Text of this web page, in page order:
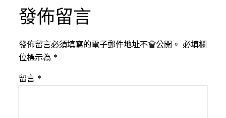
發佈留言
發佈留言必須填寫的電子郵件地址不會公開。 必填欄
位標示為 *
留言 *